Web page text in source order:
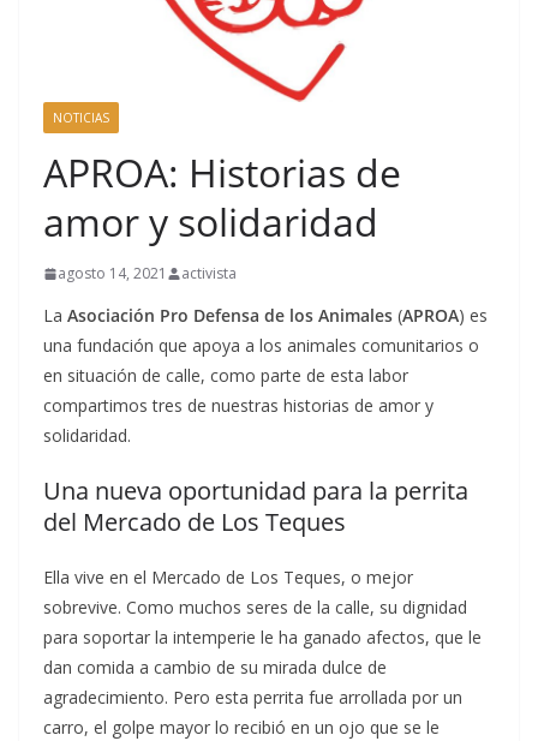
NOTICIAS
APROA: Historias de
amor y solidaridad
agosto 14, 2021 activista
La Asociación Pro Defensa de los Animales (APROA) es
una fundación que apoya a los animales comunitarios o
en situación de calle, como parte de esta labor
compartimos tres de nuestras historias de amor y
solidaridad.
Una nueva oportunidad para la perrita
del Mercado de Los Teques
Ella vive en el Mercado de Los Teques, o mejor
sobrevive. Como muchos seres de la calle, su dignidad
para soportar la intemperie le ha ganado afectos, que le
dan comida a cambio de su mirada dulce de
agradecimiento. Pero esta perrita fue arrollada por un
carro, el golpe mayor lo recibió en un ojo que se le